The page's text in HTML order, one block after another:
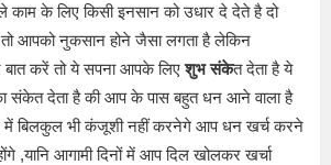
काम के लिए किसी इनसान को उधार दे देते है दो
आपको नुकसान होने जैसा लगता है लेकिन
बात करें तो ये सपना आपके लिएशुभ संकेत देता है ये
संकेत देता है की आप के पास बहुत धन आने वाला है
बिलकुल भी कंजूशी नहीं करनेगे आप धन खर्च करने
,यानि आगामी दिनों में आप दिल खोलकर खर्चा